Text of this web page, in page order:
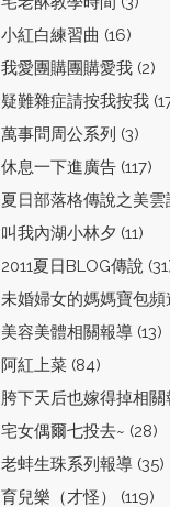
小紅白練習曲 (16)
我愛團購團購愛我 (2)
疑難雜症請按我按我
萬事問周公系列 (3)
休息一下進廣告 (117)
夏日部落格傳說之美雲
叫我內湖小林夕 (11)
2011夏日BLOG傳說
未婚婦女的媽媽寶包頻
美容美體相關報導 (13)
阿紅上菜 (84)
胯下天后也嫁得掉相關
宅女偶爾七投去~ (28)
老蚌生珠系列報導 (35)
育兒樂（才怪） (119)